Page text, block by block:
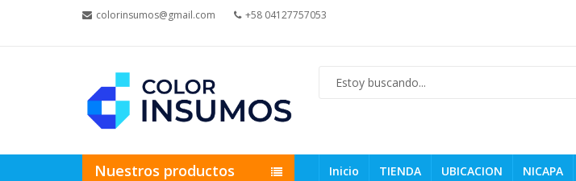
colorinsumos@gmail.com +58 04127757053
Nuestros productos Inicio TIENDA UBICACION NICAPA